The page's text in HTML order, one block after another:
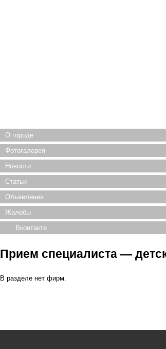
О городе
Фотогалерея
Новости
Статьи
Объявления
Жалобы
Вконтакте
Прием специалиста —
В разделе нет фирм.